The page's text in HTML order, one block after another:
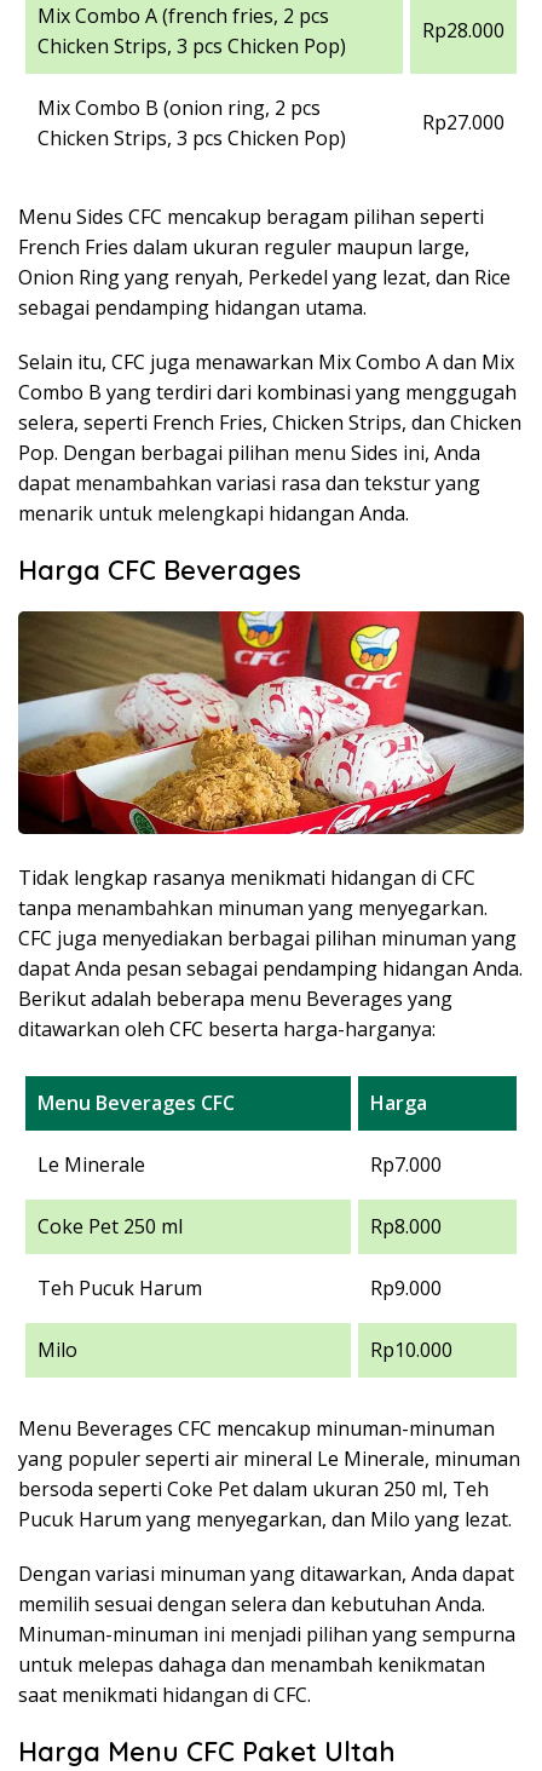
Mix Combo A (french fries, 2 pcs
Chicken Strips, 3 pcs Chicken Pop)
Rp28.000
Mix Combo B (onion ring, 2 pcs
Chicken Strips, 3 pcs Chicken Pop)
Rp27.000
Menu Sides CFC mencakup beragam pilihan seperti
French Fries dalam ukuran reguler maupun large,
Onion Ring yang renyah, Perkedel yang lezat, dan Rice
sebagai pendamping hidangan utama.
Selain itu, CFC juga menawarkan Mix Combo A dan Mix
Combo B yang terdiri dari kombinasi yang menggugah
selera, seperti French Fries, Chicken Strips, dan Chicken
Pop. Dengan berbagai pilihan menu Sides ini, Anda
dapat menambahkan variasi rasa dan tekstur yang
menarik untuk melengkapi hidangan Anda.
Harga CFC Beverages
Tidak lengkap rasanya menikmati hidangan di CFC
tanpa menambahkan minuman yang menyegarkan.
CFC juga menyediakan berbagai pilihan minuman yang
dapat Anda pesan sebagai pendamping hidangan Anda.
Berikut adalah beberapa menu Beverages yang
ditawarkan oleh CFC beserta harga-harganya:
Menu Beverages CFC Harga
Le Minerale Rp7.000
Coke Pet 250 ml Rp8.000
Teh Pucuk Harum Rp9.000
Milo Rp10.000
Menu Beverages CFC mencakup minuman-minuman
yang populer seperti air mineral Le Minerale, minuman
bersoda seperti Coke Pet dalam ukuran 250 ml, Teh
Pucuk Harum yang menyegarkan, dan Milo yang lezat.
Dengan variasi minuman yang ditawarkan, Anda dapat
memilih sesuai dengan selera dan kebutuhan Anda.
Minuman-minuman ini menjadi pilihan yang sempurna
untuk melepas dahaga dan menambah kenikmatan
saat menikmati hidangan di CFC.
Harga Menu CFC Paket Ultah